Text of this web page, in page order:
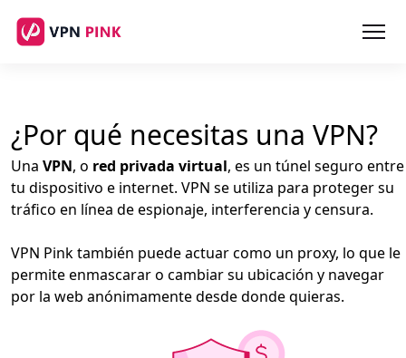
¿Por qué necesitas una VPN?
Una VPN, o red privada virtual, es un túnel seguro entre
tu dispositivo e internet. VPN se utiliza para proteger su
tráfico en línea de espionaje, interferencia y censura.
VPN Pink también puede actuar como un proxy, lo que le
permite enmascarar o cambiar su ubicación y navegar
por la web anónimamente desde donde quieras.